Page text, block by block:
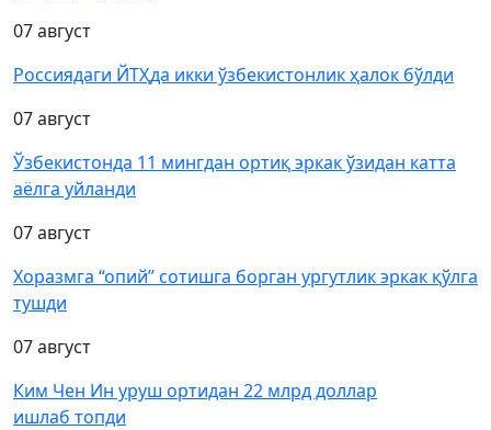
07 август
Россиядаги ЙТҲда икки ўзбекистонлик ҳалок бўлди
07 август
Ўзбекистонда 11 мингдан ортиқ эркак ўзидан катта
аёлга уйланди
07 август
Хоразмга “опий” сотишга борган ургутлик эркак қўлга
тушди
07 август
Ким Чен Ин уруш ортидан 22 млрд доллар
ишлаб топди